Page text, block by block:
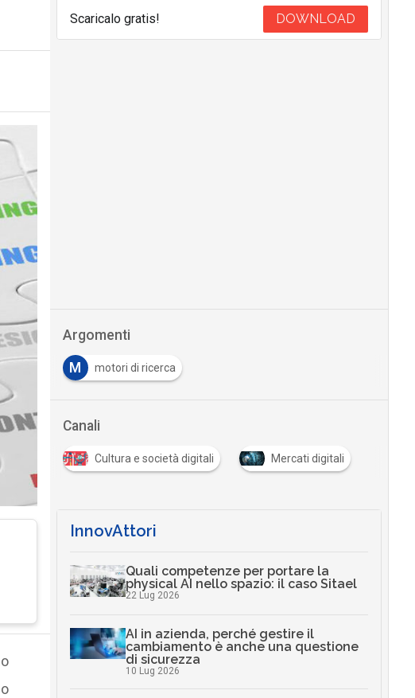
Scaricalo gratis! DOWNLOAD
Argomenti
M motori di ricerca
Canali
Cultura e società digitali Mercati digitali
InnovAttori
Quali competenze per portare la
physical AI nello spazio: il caso Sitael
22 Lug 2026
AI in azienda, perché gestire il
cambiamento è anche una questione
di sicurezza
10 Lug 2026